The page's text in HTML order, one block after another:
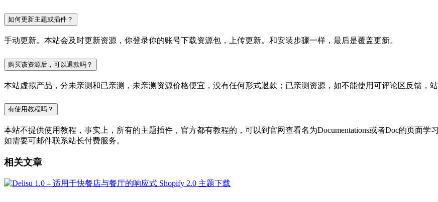
如何更新主题或插件？
手动更新。本站会及时更新资源，你登录你的账号下载资源包，上传更新。和安装步骤一样，最后是覆盖更新。
购买该资源后，可以退款吗？
本站虚拟产品，分未亲测和已亲测，未亲测资源价格便宜，没有任何形式退款；已亲测资源，如不能使用可评论区反馈，
有使用教程吗？
本站不提供使用教程，事实上，所有的主题插件，官方都有教程的，可以到官网查看名为Documentations或者Doc的页面
如需要可邮件联系站长付费服务。
相关文章